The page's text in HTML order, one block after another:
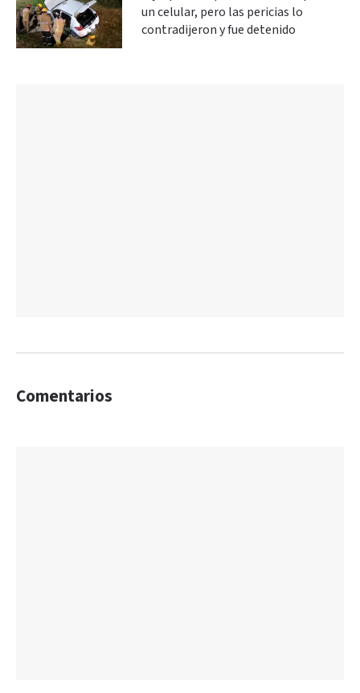
un celular, pero las pericias lo
contradijeron y fue detenido
Comentarios